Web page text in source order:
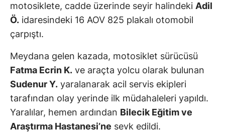
motosiklete, cadde üzerinde seyir halindeki Adil
Ö. idaresindeki 16 AOV 825 plakalı otomobil
çarpıştı.
Meydana gelen kazada, motosiklet sürücüsü
Fatma Ecrin K. ve araçta yolcu olarak bulunan
Sudenur Y. yaralanarak acil servis ekipleri
tarafından olay yerinde ilk müdahaleleri yapıldı.
Yaralılar, hemen ardından Bilecik Eğitim ve
Araştırma Hastanesi’ne sevk edildi.